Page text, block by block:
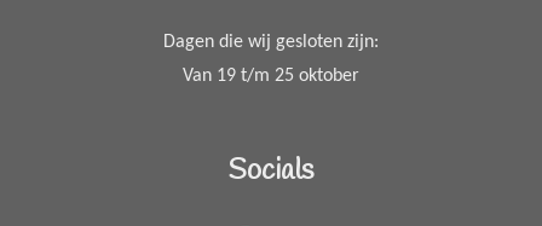
Dagen die wij gesloten zijn:
Van 19 t/m 25 oktober
Socials